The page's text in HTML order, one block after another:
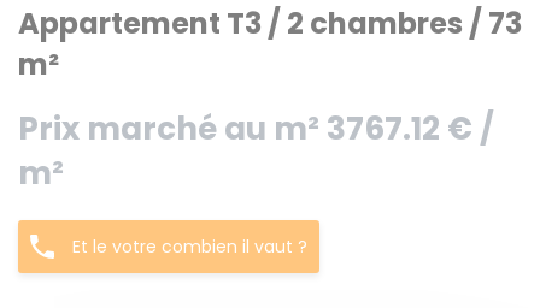
Appartement T3 / 2 chambres / 73
m²
Prix marché au m² 3767.12 € /
m²
Et le votre combien il vaut ?